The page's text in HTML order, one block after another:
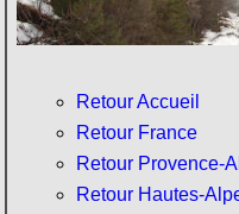
Retour Accueil
Retour France
Retour Provence-
Retour Hautes-